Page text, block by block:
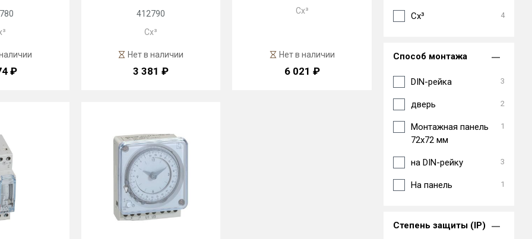
₽
412790
Cx³
Нет в наличии
3 381 ₽
Cx³
Нет в наличии
6 021 ₽
Cx³ 4
Способ монтажа
DIN-рейка 3
дверь 2
Монтажная панель
72х72 мм
1
на DIN-рейку 3
На панель 1
Степень защиты (IP)